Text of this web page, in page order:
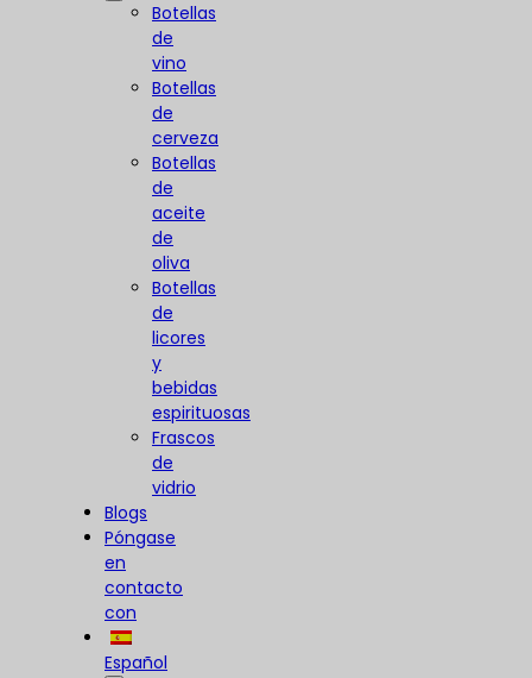
Botellas
de
vino
Botellas
de
cerveza
Botellas
de
aceite
de
oliva
Botellas
de
licores
y
bebidas
espirituosas
Frascos
de
vidrio
Blogs
Póngase
en
contacto
con
Español